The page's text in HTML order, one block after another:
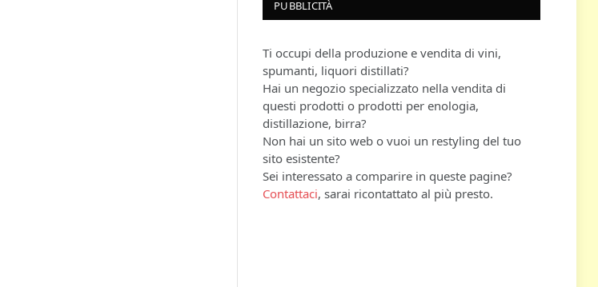
PUBBLICITÀ
Ti occupi della produzione e vendita di vini,
spumanti, liquori distillati?
Hai un negozio specializzato nella vendita di
questi prodotti o prodotti per enologia,
distillazione, birra?
Non hai un sito web o vuoi un restyling del tuo
sito esistente?
Sei interessato a comparire in queste pagine?
Contattaci, sarai ricontattato al più presto.